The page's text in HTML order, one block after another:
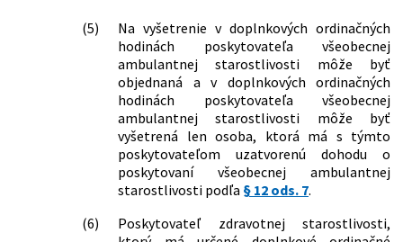
zdravotníckom informačnom systéme
a o zmene a doplnení niektorých
zákonov v znení neskorších predpisov a
ktorým sa menia a dopĺňajú niektoré
zákony
40/2024 Z. z.
Zákon, ktorým sa mení a dopĺňa zákon
č. 300/2005 Z. z. Trestný zákon v znení
neskorších predpisov a ktorým sa
menia a dopĺňajú niektoré zákony
125/2024 Z. z.
Zákon, ktorým sa mení a dopĺňa zákon
č. 578/2004 Z. z. o poskytovateľoch
zdravotnej starostlivosti,
(5)
Na vyšetrenie v doplnkových ordinačných
hodinách poskytovateľa všeobecnej
ambulantnej starostlivosti môže byť
objednaná a v doplnkových ordinačných
hodinách poskytovateľa všeobecnej
ambulantnej starostlivosti môže byť
vyšetrená len osoba, ktorá má s týmto
poskytovateľom uzatvorenú dohodu o
poskytovaní všeobecnej ambulantnej
starostlivosti podľa § 12 ods. 7.
(6)
Poskytovateľ zdravotnej starostlivosti,